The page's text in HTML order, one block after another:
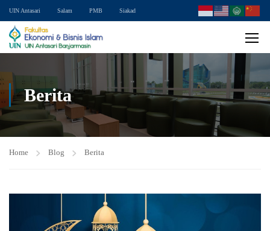
UIN Antasari Salam PMB Siakad
Berita
Home Blog Berita